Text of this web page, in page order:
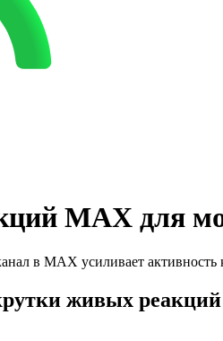
MAX для
в MAX усиливает
живых